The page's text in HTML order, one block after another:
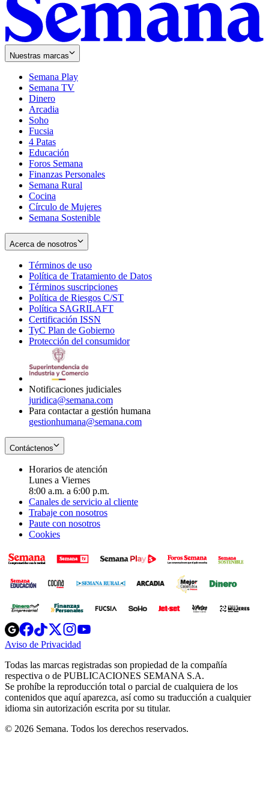
Nuestras marcas
Semana Play
Semana TV
Dinero
Arcadia
Soho
in
new
window
Fucsia
in
new
window
4 Patas
Educación
Foros Semana
Finanzas Personales
Semana Rural
Cocina
Círculo de Mujeres
Semana Sostenible
Acerca de nosotros
Términos de uso
in
new
window
Política de Tratamiento de Datos
Términos suscripciones
in
Política de Riesgos C/ST
Política SAGRILAFT
new
window
Certificación ISSN
in
new
TyC Plan de Gobierno
in
Protección del consumidorOpens
Notificaciones judiciales
juridica@semana.com
Para contactar a gestión humana
gestionhumana@semana.com
Contáctenos
Horarios de atención
Lunes a Viernes
8:00 a.m. a 6:00 p.m.
Canales de servicio al cliente
Trabaje con nosotros
Paute con nosotros
Cookies
Opens
in
new
Opens
in
new
Opens
in
new
window
Opens
new
windowwindow
Aviso de Privacidad
new
window
Todas las marcas registradas son propiedad de la compañía
respectiva o de PUBLICACIONES SEMANA S.A.
Se prohíbe la reproducción total o parcial de cualquiera de los
contenidos que aquí aparezca, así como su traducción a cualquier
idioma sin autorización escrita por su titular.
© 2026 Semana. Todos los derechos reservados.